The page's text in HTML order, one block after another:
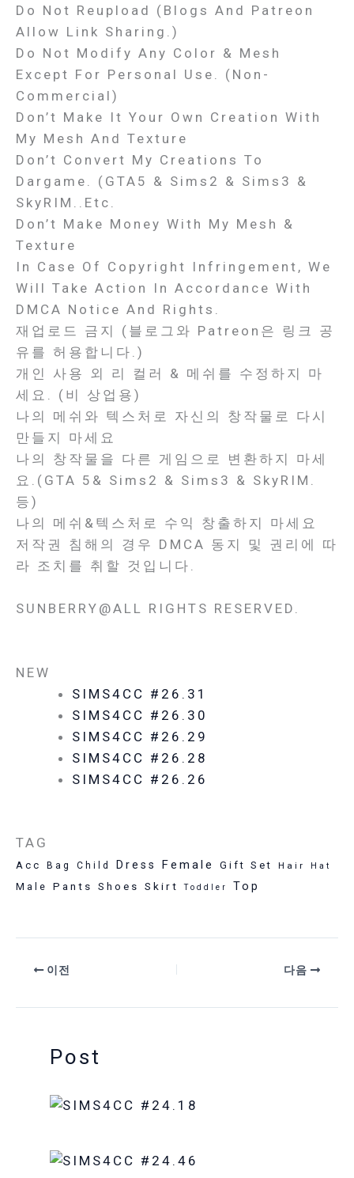
Do Not Reupload (Blogs And Patreon
Allow Link Sharing.)
Do Not Modify Any Color & Mesh
Except For Personal Use. (Non-
Commercial)
Don’t Make It Your Own Creation With
My Mesh And Texture
Don’t Convert My Creations To
Dargame. (GTA5 & Sims2 & Sims3 &
SkyRIM..etc.
Don’t Make Money With My Mesh &
Texture
In Case Of Copyright Infringement, We
Will Take Action In Accordance With
DMCA Notice And Rights.
재업로드 금지 (블로그와 Patreon은 링크 공
유를 허용합니다.)
개인 사용 외 리 컬러 & 메쉬를 수정하지 마
세요. (비 상업용)
나의 메쉬와 텍스처로 자신의 창작물로 다시
만들지 마세요
나의 창작물을 다른 게임으로 변환하지 마세
요.(GTA 5& Sims2 & Sims3 & SkyRIM.
등)
나의 메쉬&텍스처로 수익 창출하지 마세요
저작권 침해의 경우 DMCA 동지 및 권리에 따
라 조치를 취할 것입니다.
SUNBERRY@ALL RIGHTS RESERVED.
NEW
SIMS4CC #26.31
SIMS4CC #26.30
SIMS4CC #26.29
SIMS4CC #26.28
SIMS4CC #26.26
TAG
Acc Bag Child Dress Female Gift Set Hair Hat
Male Pants Shoes Skirt Toddler Top
이전 다음
Post